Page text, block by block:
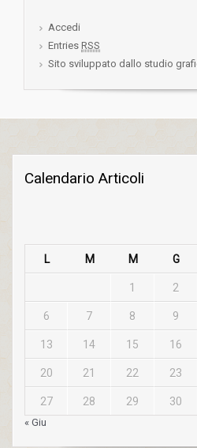
Accedi
Entries RSS
Sito sviluppato dallo studio
Calendario Articoli
L M M G
1 2
6 7 8 9
13 14 15 16
20 21 22 23
27 28 29 30
« Giu